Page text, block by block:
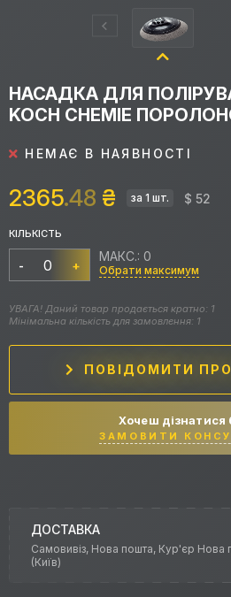
НАСАДКА ДЛЯ
KOCH CHEMIE
НЕМАЄ В НАЯВНОСТІ
2365.48 ₴ за 1 шт. $ 52
КІЛЬКІСТЬ
- +
МАКС.: 0
Обрати максимум
УВАГА! Даний товар продається кратно: 1
Мінімальна кількість для замовлення: 1
ПОВІДОМИТИ
Хочеш дізнатися
ЗАМОВИТИ
ДОСТАВКА
Самовивіз, Нова пошта, Кур'єр Нова
(Київ)